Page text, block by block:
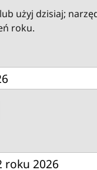
użyj dzisiaj;
roku.